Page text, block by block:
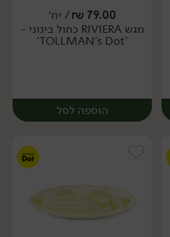
יח׳
79.00
₪/ יח׳
מגש RIVIERA כחול בינוני -
'TOLLMAN's Dot'
הוספה לסל